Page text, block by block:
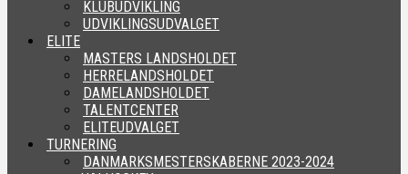
KLUBUDVIKLING
UDVIKLINGSUDVALGET
ELITE
MASTERS LANDSHOLDET
HERRELANDSHOLDET
DAMELANDSHOLDET
TALENTCENTER
ELITEUDVALGET
TURNERING
DANMARKSMESTERSKABERNE 2023-2024